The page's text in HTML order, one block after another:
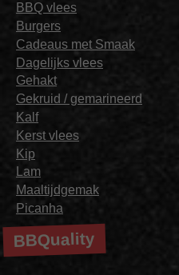
BBQ vlees
Burgers
Cadeaus met Smaak
Dagelijks vlees
Gehakt
Gekruid / gemarineerd
Kalf
Kerst vlees
Kip
Lam
Maaltijdgemak
Picanha
BBQuality